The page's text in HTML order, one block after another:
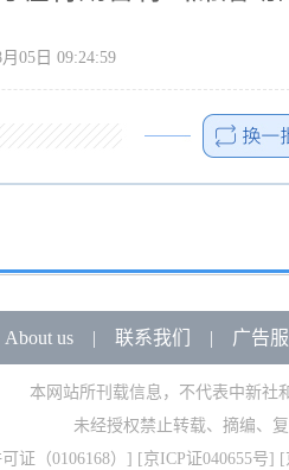
05日 09:24:59
About us| 联系我们 | 广告
本网站所刊载信息，不代表中新社
未经授权禁止转载、摘编、
证（0106168） ] [京ICP证040655号] [